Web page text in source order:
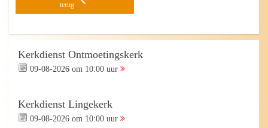
terug
Kerkdienst Ontmoetingskerk
09-08-2026 om 10:00 uur
Kerkdienst Lingekerk
09-08-2026 om 10:00 uur